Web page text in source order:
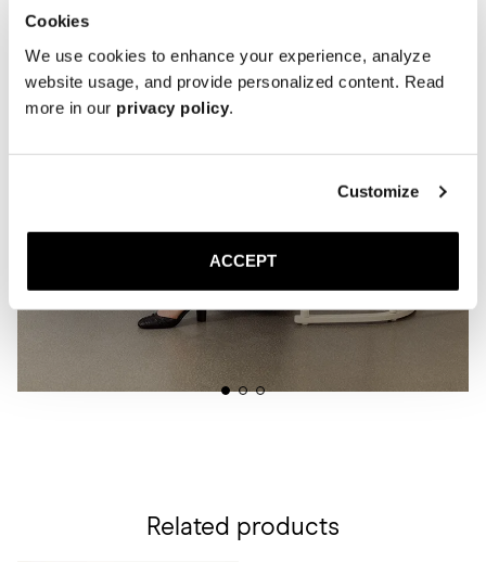
Cookies
We use cookies to enhance your experience, analyze
website usage, and provide personalized content. Read
more in our privacy policy.
Customize
ACCEPT
Related products